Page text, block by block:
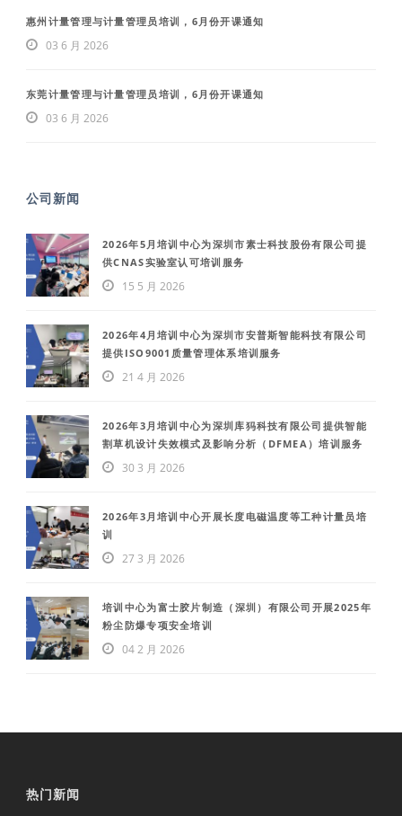
惠州计量管理与计量管理员培训，6月份开课通知
03 6 月 2026
东莞计量管理与计量管理员培训，6月份开课通知
03 6 月 2026
公司新闻
2026年5月培训中心为深圳市素士科技股份有限公司提
供CNAS实验室认可培训服务
15 5 月 2026
2026年4月培训中心为深圳市安普斯智能科技有限公司
提供ISO9001质量管理体系培训服务
21 4 月 2026
2026年3月培训中心为深圳库犸科技有限公司提供智能
割草机设计失效模式及影响分析（DFMEA）培训服务
30 3 月 2026
2026年3月培训中心开展长度电磁温度等工种计量员培
训
27 3 月 2026
培训中心为富士胶片制造（深圳）有限公司开展2025年
粉尘防爆专项安全培训
04 2 月 2026
热门新闻